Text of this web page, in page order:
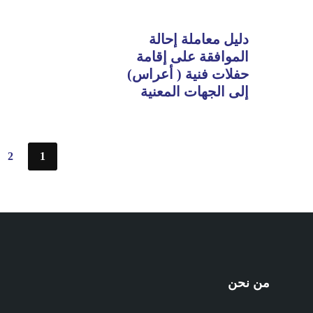
دليل معاملة إحالة
الموافقة على إقامة
حفلات فنية ( أعراس)
إلى الجهات المعنية
المقالات
1
2
من نحن